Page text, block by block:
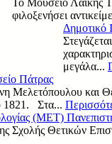
φιλοξενήσει
Δημοτικό
μεγάλα...
Πάτρας
Μελετόπουλου και
1821. Στα...
(MET)
Σχολής Θετικών